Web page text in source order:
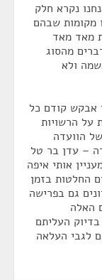
נקרא חלק
מקומות שבהם
מאד מאד
מהסוג
ולא
אבקש קודם כל
על הרשויות
הוועדה
– עדן בר טל
אותי איפה
החלטות בזמן
גם בפרישה
האלה
העליתם
לגבי העלאה